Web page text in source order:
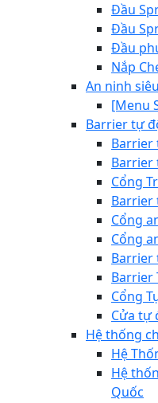
Đầu
Đầu
Đầu
Nắp
An ninh
[Menu
Barrier tự
Barrier
Barrier
Cổng
Barrier
Cổng
Cổng
Barrier
Barrier
Cổng
Cửa tự
Hệ thống
Hệ
Hệ
Quốc